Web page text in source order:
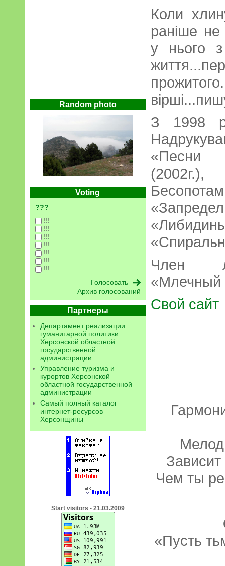
Random photo
Voting
???
!!!
!!!
!!!
!!!
!!!
!!!
!!!
Архив голосований
Партнеры
Департамент реализации
гуманитарной политики
Херсонской областной
государственной
администрации
Управление туризма и
курортов Херсонской
областной государственной
администрации
Самый полный каталог
интернет-ресурсов
Херсонщины
Start visitors - 21.03.2009
Коли
раніше не
у нього
З 1998
«Песни
Член
«Млечный
Свой сайт
Чем ты
«Пусть